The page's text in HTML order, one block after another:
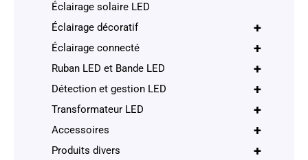
Éclairage solaire LED
+
Éclairage décoratif
+
Éclairage connecté
+
Ruban LED et Bande LED
+
Détection et gestion LED
+
Transformateur LED
+
Accessoires
+
Produits divers